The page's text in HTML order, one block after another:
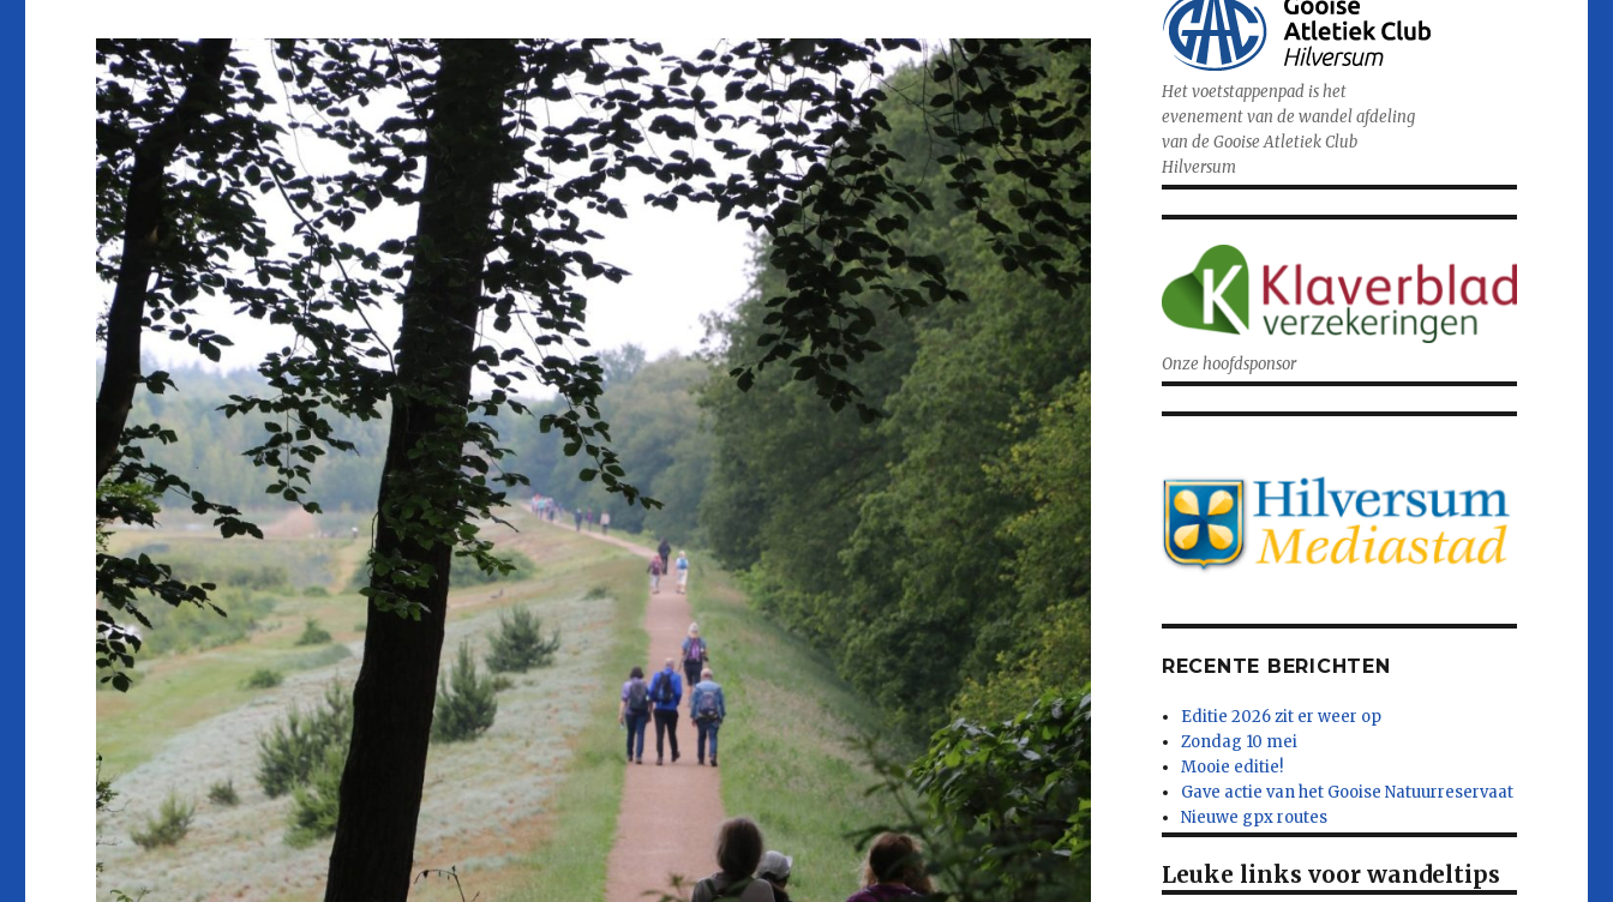
Het voetstappenpad is het
evenement van de wandel afdeling
van de Gooise Atletiek Club
Hilversum
Onze hoofdsponsor
RECENTE BERICHTEN
Editie 2026 zit er weer op
Zondag 10 mei
Mooie editie!
Gave actie van het Gooise Natuurreservaat
Nieuwe gpx routes
Leuke links voor wandeltips